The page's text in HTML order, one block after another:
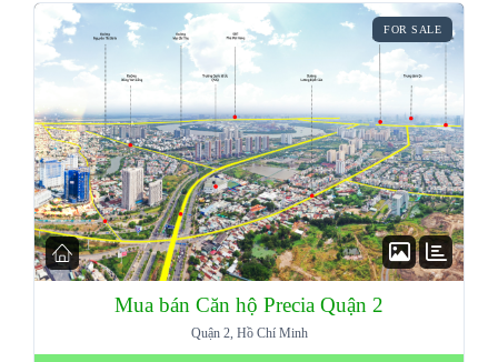
FOR SALE
Mua bán Căn hộ Precia Quận 2
Quận 2, Hồ Chí Minh